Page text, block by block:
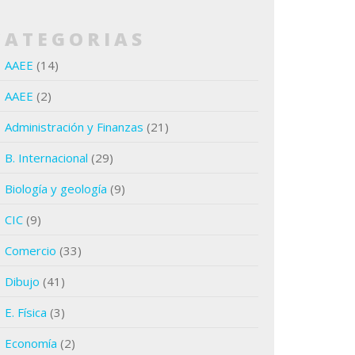
AAEE (14)
AAEE (2)
Administración y Finanzas (21)
B. Internacional (29)
Biología y geología (9)
CIC (9)
Comercio (33)
Dibujo (41)
E. Física (3)
Economía (2)